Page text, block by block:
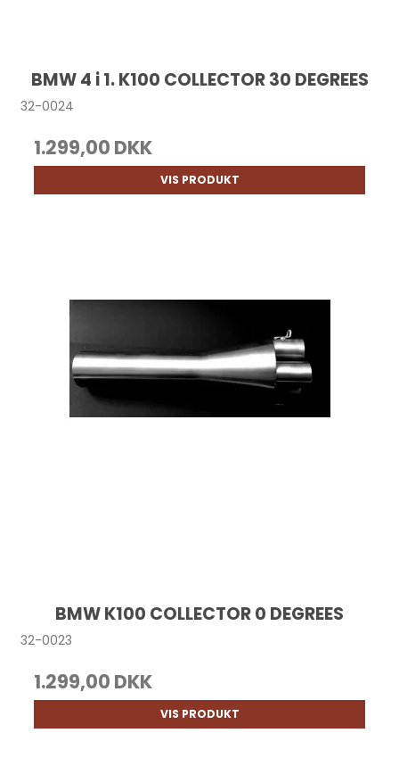
BMW 4 i 1. K100 COLLECTOR 30 DEGREES
32-0024
1.299,00 DKK
VIS PRODUKT
BMW K100 COLLECTOR 0 DEGREES
32-0023
1.299,00 DKK
VIS PRODUKT